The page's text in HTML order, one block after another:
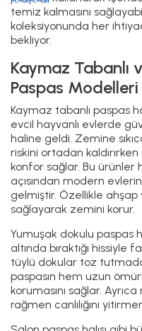
temiz kalmasını
koleksiyonunda her
bekliyor.
Kaymaz Tabanlı
Paspas Modelleri
Kaymaz tabanlı paspas
evcil hayvanlı evlerde
haline geldi. Zemine
riskini ortadan
konfor sağlar. Bu
açısından modern
gelmiştir. Özellikle
sağlayarak zemini korur.
Yumuşak dokulu paspas
altında bıraktığı hissiyle
tüylü dokular toz
paspasın hem uzun
korumasını sağlar. Ayrıca
rağmen canlılığını